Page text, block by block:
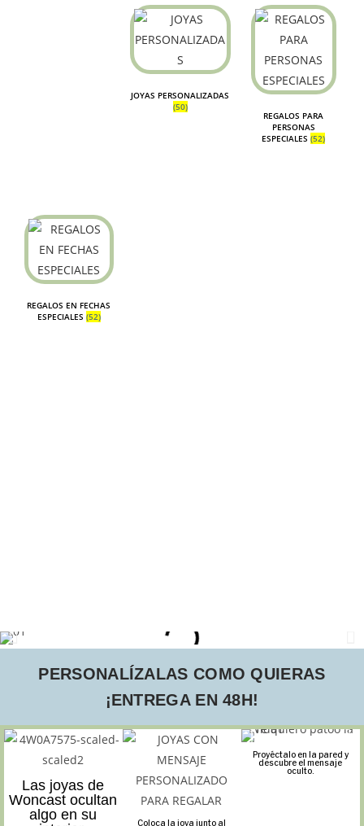
JOYAS PERSONALIZADAS
(50)
REGALOS PARA
PERSONAS
ESPECIALES(52)
REGALOS EN FECHAS
ESPECIALES (52)
PERSONALÍZALAS COMO QUIERAS
¡ENTREGA EN 48H!
Las joyas de
Woncast ocultan
algo en su
Coloca la joya junto al
Proyéctalo en la pared y
descubre el mensaje
oculto.